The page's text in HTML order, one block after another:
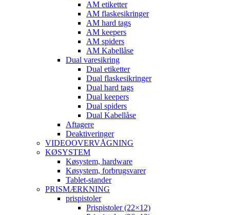
AM etiketter
AM flaskesikringer
AM hard tags
AM keepers
AM spiders
AM Kabellåse
Dual varesikring
Dual etiketter
Dual flaskesikringer
Dual hard tags
Dual keepers
Dual spiders
Dual Kabellåse
Aftagere
Deaktiveringer
VIDEOOVERVÅGNING
KØSYSTEM
Køsystem, hardware
Køsystem, forbrugsvarer
Tablet-stander
PRISMÆRKNING
prispistoler
Prispistoler (22×12)